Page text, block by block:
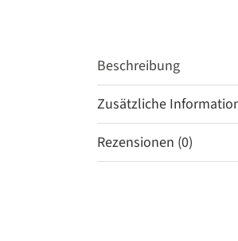
Beschreibung
Zusätzliche
Rezensionen (0)